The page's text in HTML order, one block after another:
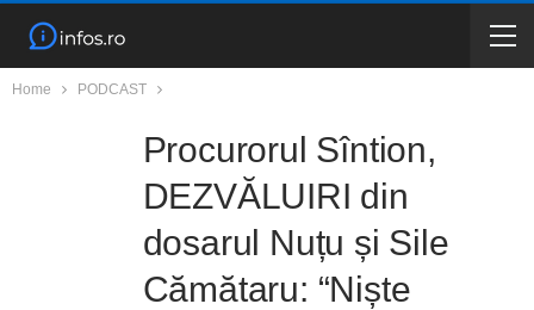
Home PODCAST
Procurorul Sîntion,
DEZVĂLUIRI din
dosarul Nuțu și Sile
Cămătaru: “Niște